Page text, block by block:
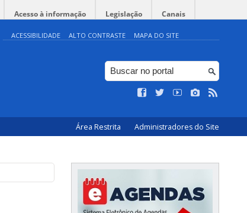
Acesso à informação Legislação Canais
ACESSIBILIDADE ALTO CONTRASTE MAPA DO SITE
Área Restrita Administradores do Site